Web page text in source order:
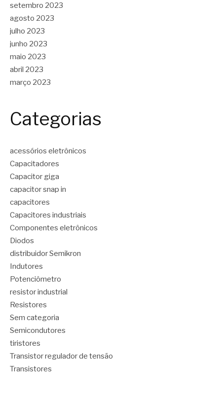
setembro 2023
agosto 2023
julho 2023
junho 2023
maio 2023
abril 2023
março 2023
Categorias
acessórios eletrônicos
Capacitadores
Capacitor giga
capacitor snap in
capacitores
Capacitores industriais
Componentes eletrônicos
Diodos
distribuidor Semikron
Indutores
Potenciômetro
resistor industrial
Resistores
Sem categoria
Semicondutores
tiristores
Transistor regulador de tensão
Transistores